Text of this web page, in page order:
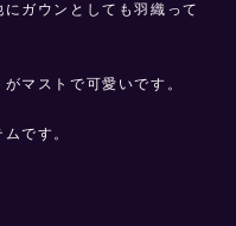
ガウンとしても羽織って
マストで可愛いです。
です。